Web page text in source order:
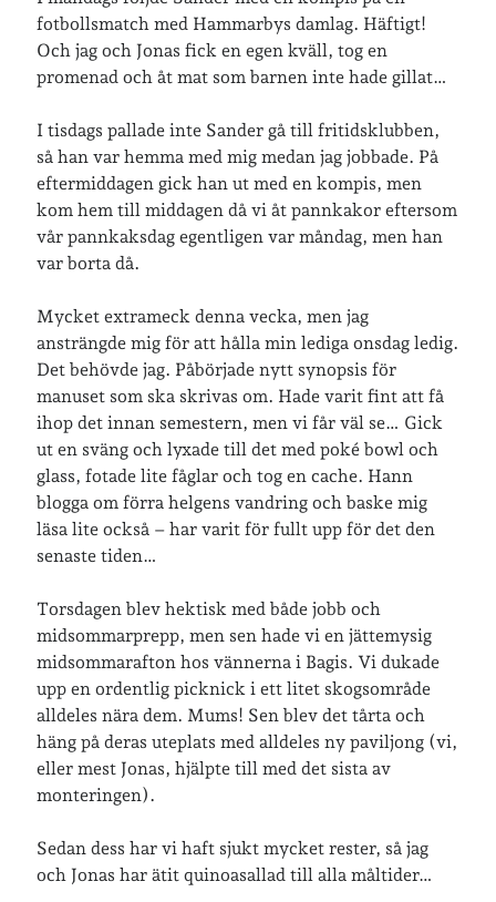
Senaste inläggen
Från Hälleforsnäs till Katrineholm på Sörmlandsleden
Nu är jag 46 år
Två veckor på Öland
Jonas 47 år!
KarinomVålådalsfyrkanten 2024
MariaomVår bröllopsdikt
Fredrik DomLäste i Språktidningen om SÖ-stilen…
AndrewomSöder runt 2023
Mandalorian, vandring och sommarväder – Helenas dagarom
Vandring mellan Ösmo och Segersäng i sommarväder
Arkiv
Just nu läser jag
fotbollsmatch med Hammarbys damlag. Häftigt!
Och jag och Jonas fick en egen kväll, tog en
promenad och åt mat som barnen inte hade gillat…
I tisdags pallade inte Sander gå till fritidsklubben,
så han var hemma med mig medan jag jobbade. På
eftermiddagen gick han ut med en kompis, men
kom hem till middagen då vi åt pannkakor eftersom
vår pannkaksdag egentligen var måndag, men han
var borta då.
Mycket extrameck denna vecka, men jag
ansträngde mig för att hålla min lediga onsdag ledig.
Det behövde jag. Påbörjade nytt synopsis för
manuset som ska skrivas om. Hade varit fint att få
ihop det innan semestern, men vi får väl se… Gick
ut en sväng och lyxade till det med poké bowl och
glass, fotade lite fåglar och tog en cache. Hann
blogga om förra helgens vandring och baske mig
läsa lite också – har varit för fullt upp för det den
senaste tiden…
Torsdagen blev hektisk med både jobb och
midsommarprepp, men sen hade vi en jättemysig
midsommarafton hos vännerna i Bagis. Vi dukade
upp en ordentlig picknick i ett litet skogsområde
alldeles nära dem. Mums! Sen blev det tårta och
häng på deras uteplats med alldeles ny paviljong (vi,
eller mest Jonas, hjälpte till med det sista av
monteringen).
Sedan dess har vi haft sjukt mycket rester, så jag
och Jonas har ätit quinoasallad till alla måltider…